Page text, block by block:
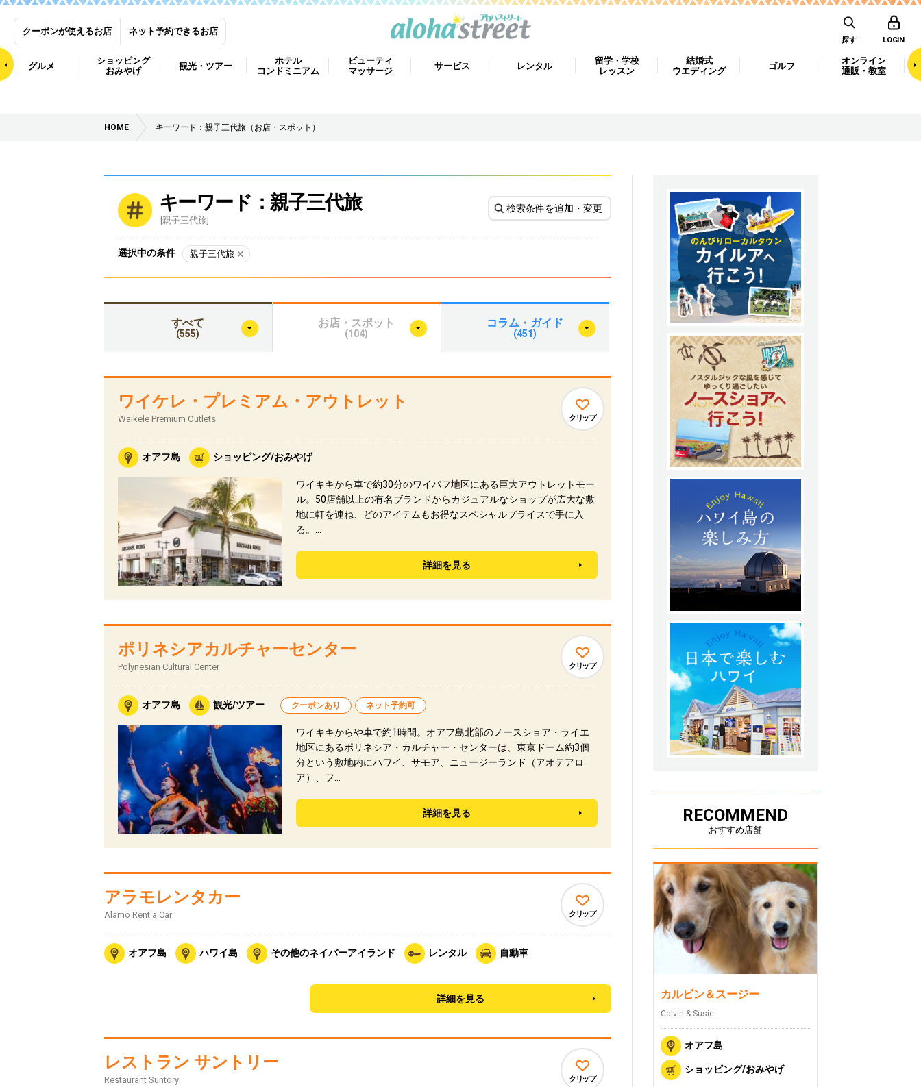
クーポンが使えるお店 ネット予約できるお店
探す LOGIN
グルメ
ショッピング
おみやげ
観光・ツアー
ホテル
コンドミニアム
ビューティ
マッサージ
サービス レンタル
留学・学校
レッスン
結婚式
ウエディング
ゴルフ
オンライン
通販・教室
HOME キーワード：親子三代旅（お店・スポット）
キーワード：親子三代旅
[親子三代旅]
選択中の条件 親子三代旅
検索条件を追加・変更
すべて
(555)
お店・スポット
(104)
コラム・ガイド
(451)
ワイケレ・プレミアム・アウトレット
Waikele Premium Outlets クリップ
オアフ島 ショッピング/おみやげ
ワイキキから車で約30分のワイパフ地区にある巨大アウトレットモー
ル。50店舗以上の有名ブランドからカジュアルなショップが広大な敷
地に軒を連ね、どのアイテムもお得なスペシャルプライスで手に入
る。…
詳細を見る
ポリネシアカルチャーセンター
Polynesian Cultural Center クリップ
オアフ島 観光/ツアー クーポンあり ネット予約可
ワイキキからや車で約1時間。オアフ島北部のノースショア・ライエ
地区にあるポリネシア・カルチャー・センターは、東京ドーム約3個
分という敷地内にハワイ、サモア、ニュージーランド（アオテアロ
ア）、フ…
詳細を見る
アラモレンタカー
Alamo Rent a Car クリップ
オアフ島 ハワイ島 その他のネイバーアイランド レンタル 自動車
詳細を見る
レストラン サントリー
Restaurant Suntory クリップ
RECOMMEND
おすすめ店舗
カルビン＆スージー
Calvin & Susie
オアフ島
ショッピング/おみやげ